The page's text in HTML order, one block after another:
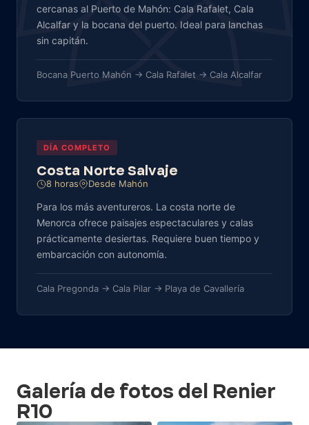
cercanas al Puerto de Mahón: Cala Rafalet, Cala
Alcalfar y la bocana del puerto. Ideal para lanchas
sin capitán.
Bocana Puerto Mahón → Cala Rafalet → Cala Alcalfar
DÍA COMPLETO
Costa Norte Salvaje
8 horas Desde Mahón
Para los más aventureros. La costa norte de
Menorca ofrece paisajes espectaculares y calas
prácticamente desiertas. Requiere buen tiempo y
embarcación con autonomía.
Cala Pregonda → Cala Pilar → Playa de Cavallería
Galería de fotos del Renier
R10